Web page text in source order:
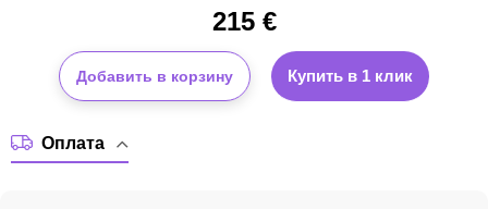
215€
Добавить в корзину Купить в 1 клик
Оплата